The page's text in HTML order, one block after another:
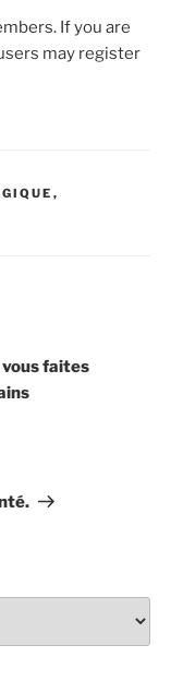
If you are
may register
,
vous faites